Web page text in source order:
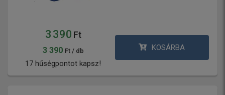
3 390 Ft
3 390 Ft / db
17 hűségpontot kapsz!
KOSÁRBA